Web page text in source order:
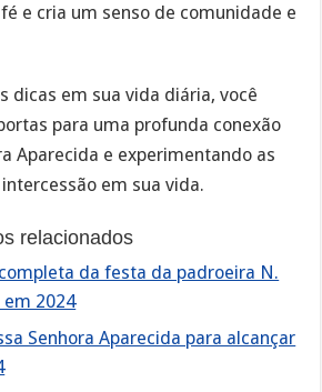
e cria um senso de comunidade e
dicas em sua vida diária, você
para uma profunda conexão
Aparecida e experimentando as
em sua vida.
relacionados
da festa da padroeira N.
em 2024
Senhora Aparecida para alcançar